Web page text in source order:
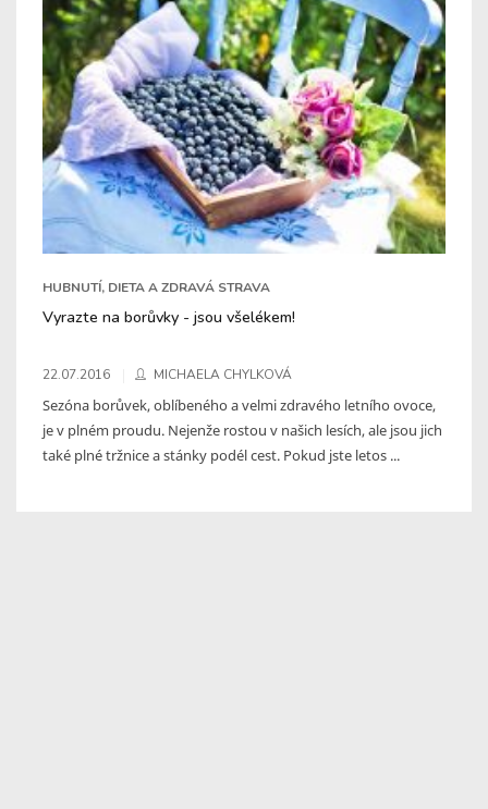
HUBNUTÍ, DIETA A ZDRAVÁ STRAVA
Vyrazte na borůvky - jsou všelékem!
22.07.2016 MICHAELA CHYLKOVÁ
Sezóna borůvek, oblíbeného a velmi zdravého letního ovoce,
je v plném proudu. Nejenže rostou v našich lesích, ale jsou jich
také plné tržnice a stánky podél cest. Pokud jste letos ...